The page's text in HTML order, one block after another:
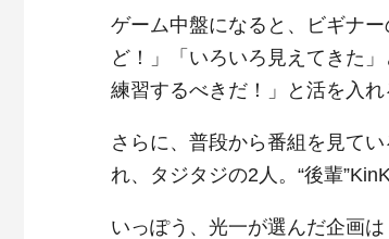
ゲーム中盤になると、ビギナ
ど！」「いろいろ見えてきた
練習するべきだ！」と活を入れ
さらに、普段から番組を見て
れ、タジタジの2人。“後輩
いっぽう、光一が選んだ企画